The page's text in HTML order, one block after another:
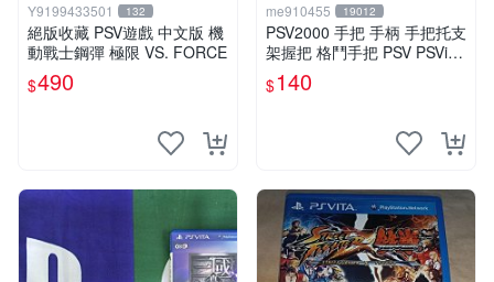
Y9199433501 132
絕版收藏 PSV遊戲 中文版 機
動戰士鋼彈 極限 VS. FORCE
$490
me910455 19012
PSV2000 手把 手柄 手把托支
架握把 格鬥手把 PSV PSVita
2000型 弧形手柄
$140